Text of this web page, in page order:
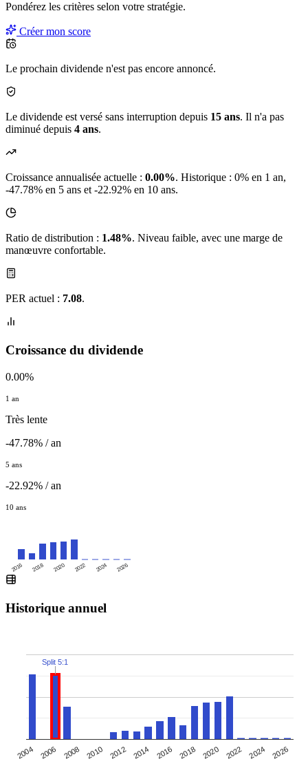
Pondérez les critères selon votre stratégie.
Créer mon score
Le prochain dividende n'est pas encore annoncé.
Le dividende est versé sans interruption depuis 15 ans. Il n'a pas
diminué depuis 4 ans.
Croissance annualisée actuelle : 0.00%. Historique : 0% en 1 an,
-47.78% en 5 ans et -22.92% en 10 ans.
Ratio de distribution : 1.48%. Niveau faible, avec une marge de
manœuvre confortable.
PER actuel : 7.08.
Croissance du dividende
0.00%
1 an
Très lente
-47.78% / an
5 ans
-22.92% / an
10 ans
2016 2018 2020 2022 2024 2026
Historique annuel
2004 2006 2008 2010 2012 2014 2016 2018 2020 2022 2024 2026
Split 5:1